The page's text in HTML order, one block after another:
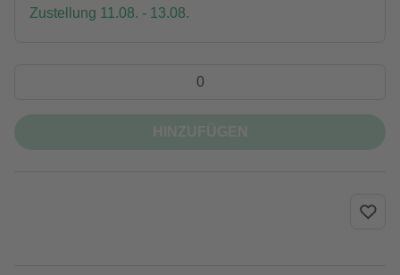
Zustellung 11.08. - 13.08.